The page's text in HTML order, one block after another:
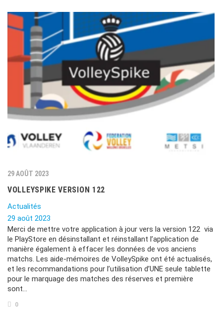
29 AOÛT 2023
VOLLEYSPIKE VERSION 122
Actualités
29 août 2023
Merci de mettre votre application à jour vers la version 122 via
le PlayStore en désinstallant et réinstallant l’application de
manière également à effacer les données de vos anciens
matchs. Les aide-mémoires de VolleySpike ont été actualisés,
et les recommandations pour l’utilisation d’UNE seule tablette
pour le marquage des matches des réserves et première
sont…
0